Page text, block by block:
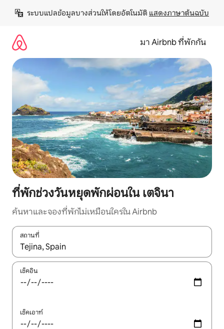
เนื้อหา
ระบบแปลข้อมูลบางส่วนให้โดยอัตโนมัติ แสดงภาษาต้นฉบับ
มา Airbnb ที่พักกัน
ที่พักช่วงวันหยุดพักผ่อนใน เตจินา
ค้นหาและจองที่พักไม่เหมือนใครใน Airbnb
สถานที่
ใช้ลูกศรขึ้นลง หรือใช้การสัมผัสหรือปัด เพื่อสำรวจผลการค้นหา
เช็คอิน
เช็คเอาท์